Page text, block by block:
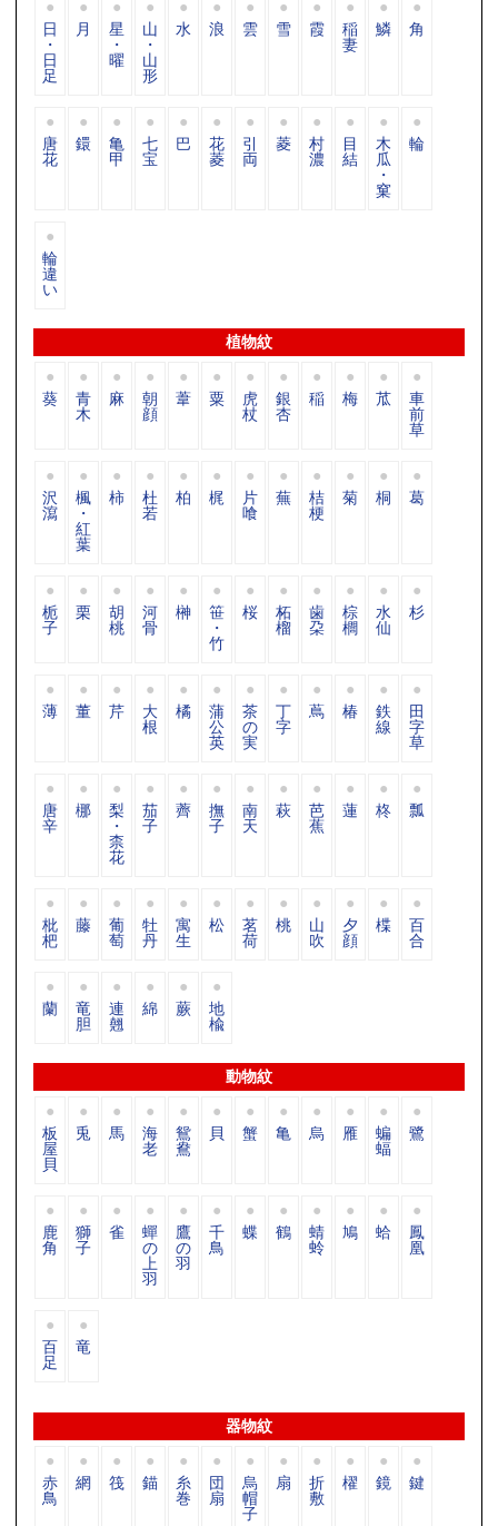
日
・
日
足
月 星
・
曜
山
・
山
形
水 浪 雲 雪 霞 稲
妻
鱗 角
唐
花
鐶 亀
甲
七
宝
巴 花
菱
引
両
菱 村
濃
目
結
木
瓜
・
窠
輪
輪
違
い
植物紋
葵 青
木
麻 朝
顔
葦 粟 虎
杖
銀
杏
稲 梅 苽 車
前
草
沢
瀉
楓
・
紅
葉
柿 杜
若
柏 梶 片
喰
蕪 桔
梗
菊 桐 葛
栀
子
栗 胡
桃
河
骨
榊 笹
・
竹
桜 柘
榴
歯
朶
棕
櫚
水
仙
杉
薄 董 芹 大
根
橘 蒲
公
英
茶
の
実
丁
字
蔦 椿 鉄
線
田
字
草
唐
辛
梛 梨
・
柰
花
茄
子
薺 撫
子
南
天
萩 芭
蕉
蓮 柊 瓢
枇
杷
藤 葡
萄
牡
丹
寓
生
松 茗
荷
桃 山
吹
夕
顔
楪 百
合
蘭 竜
胆
連
翹
綿 蕨 地
楡
動物紋
板
屋
貝
兎 馬 海
老
鴛
鴦
貝 蟹 亀 烏 雁 蝙
蝠
鷺
鹿
角
獅
子
雀 蟬
の
上
羽
鷹
の
羽
千
鳥
蝶 鶴 蜻
蛉
鳩 蛤 鳳
凰
百
足
竜
器物紋
赤
鳥
網 筏 錨 糸
巻
団
扇
烏
帽
子
扇 折
敷
櫂 鏡 鍵